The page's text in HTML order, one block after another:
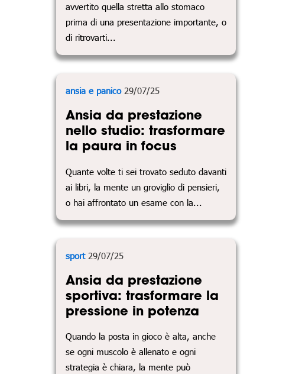
avvertito quella stretta allo stomaco
prima di una presentazione importante, o
di ritrovarti...
ansia e panico29/07/25
Ansia da prestazione
nello studio: trasformare
la paura in focus
Quante volte ti sei trovato seduto davanti
ai libri, la mente un groviglio di pensieri,
o hai affrontato un esame con la...
sport29/07/25
Ansia da prestazione
sportiva: trasformare la
pressione in potenza
Quando la posta in gioco è alta, anche
se ogni muscolo è allenato e ogni
strategia è chiara, la mente può